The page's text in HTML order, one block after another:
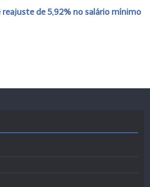
reajuste de 5,92% no salário mínimo